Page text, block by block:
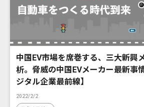
中国EV市場を席巻する、三大新興
析。脅威の中国EVメーカー最新事
ジタル企業最前線】
2022/2/2